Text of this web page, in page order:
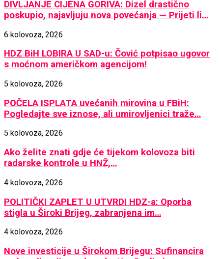
DIVLJANJE CIJENA GORIVA: Dizel drastično
poskupio, najavljuju nova povećanja — Prijeti li…
6 kolovoza, 2026
HDZ BiH LOBIRA U SAD-u: Čović potpisao ugovor
s moćnom američkom agencijom!
5 kolovoza, 2026
POČELA ISPLATA uvećanih mirovina u FBiH:
Pogledajte sve iznose, ali umirovljenici traže…
5 kolovoza, 2026
Ako želite znati gdje će tijekom kolovoza biti
radarske kontrole u HNŽ,…
4 kolovoza, 2026
POLITIČKI ZAPLET U UTVRDI HDZ-a: Oporba
stigla u Široki Brijeg, zabranjena im…
4 kolovoza, 2026
Nove investicije u Širokom Brijegu: Sufinancira